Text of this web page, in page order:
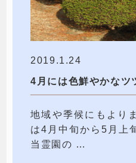
2019.1.24
4月には色鮮やかなツ
地域や季候にもより
は4月中旬から5月上
当霊園の …